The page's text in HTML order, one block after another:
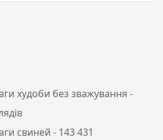
худоби без зважування -
свиней - 143 431